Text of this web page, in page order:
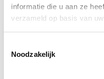
informatie die u aan ze
verzameld op basis van
Noodzakelijk